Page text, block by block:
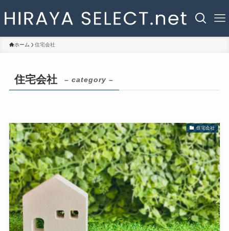
ホーム 住宅会社
住宅会社 – category –
住宅会社